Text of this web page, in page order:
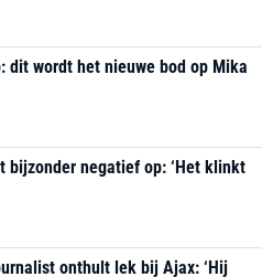
dit wordt het nieuwe bod op Mika
bijzonder negatief op: ‘Het klinkt
onthult lek bij Ajax: ‘Hij